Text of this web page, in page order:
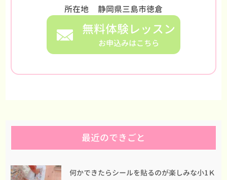
所在地 静岡県三島市徳倉
無料体験レッスン
お申込みはこちら
最近のできごと
何かできたらシールを貼るのが楽しみな小1Ｋ